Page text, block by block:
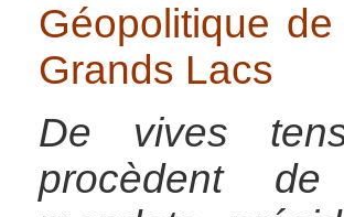
Géopolitique
Grands Lacs
De vives
procèdent